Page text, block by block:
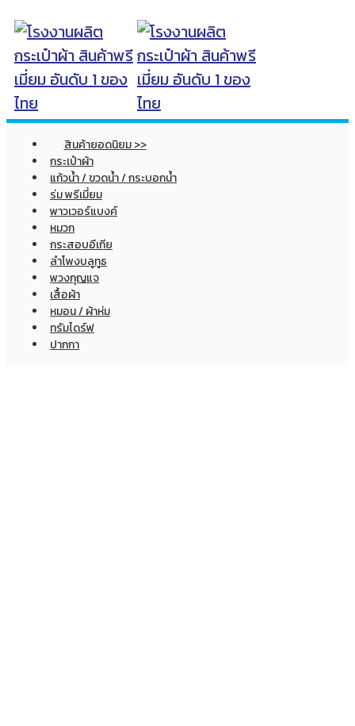
สินค้ายอดนิยม >>
กระเป๋าผ้า
แก้วน้ำ / ขวดน้ำ / กระบอกน้ำ
ร่ม พรีเมี่ยม
พาวเวอร์แบงค์
หมวก
กระสอบอีเกีย
ลำโพงบลูทูธ
พวงกุญแจ
เสื้อผ้า
หมอน / ผ้าห่ม
ทรัมไดร์ฟ
ปากกา